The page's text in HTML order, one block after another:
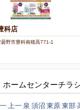
科店
野市豊科南穂高771-1
ホームセンターチラ
上一 泉 須沼 東原東部